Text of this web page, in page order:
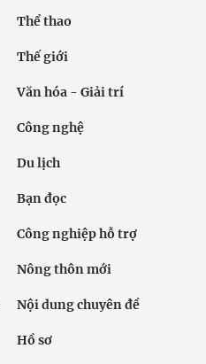
Thể thao
Thế giới
Văn hóa - Giải trí
Công nghệ
Du lịch
Bạn đọc
Công nghiệp hỗ trợ
Nông thôn mới
Nội dung chuyên đề
Hồ sơ